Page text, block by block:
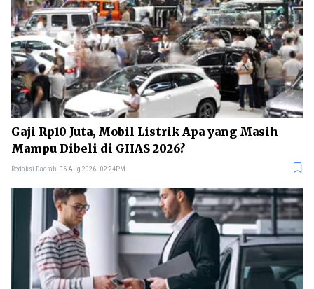
Gaji Rp10 Juta, Mobil Listrik Apa yang Masih
Mampu Dibeli di GIIAS 2026?
Redaksi Daerah 06 Aug 2026 - 02:24PM